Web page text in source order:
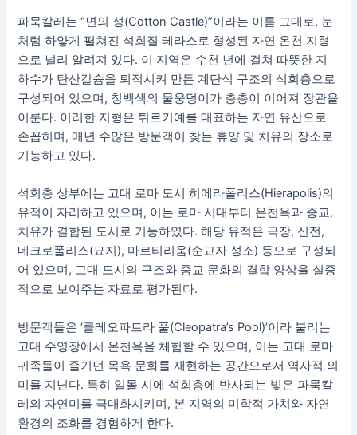
파묵칼레는 “면의 성(Cotton Castle)”이라는 이름 그대로, 눈
처럼 하얗게 펼쳐진 석회질 테라스로 형성된 자연 온천 지형
으로 널리 알려져 있다. 이 지역은 수천 년에 걸쳐 따뜻한 지
하수가 탄산칼슘을 퇴적시켜 만든 계단식 구조의 석회층으로
구성되어 있으며, 청백색의 물웅덩이가 층층이 이어져 장관을
이룬다. 이러한 지형은 튀르키예를 대표하는 자연 유산으로
손꼽히며, 매년 수많은 방문객이 찾는 휴양 및 치유의 장소로
기능하고 있다.
석회층 상부에는 고대 로마 도시 히에라폴리스(Hierapolis)의
유적이 자리하고 있으며, 이는 로마 시대부터 온천욕과 종교,
치유가 결합된 도시로 기능하였다. 해당 유적은 극장, 신전,
네크로폴리스(묘지), 마르티리움(순교자 성소) 등으로 구성되
어 있으며, 고대 도시의 구조와 종교 문화의 결합 양상을 실증
적으로 보여주는 자료로 평가된다.
방문객들은 ‘클레오파트라 풀(Cleopatra’s Pool)’이라 불리는
고대 수영장에서 온천욕을 체험할 수 있으며, 이는 고대 로마
귀족들이 즐기던 목욕 문화를 재현하는 공간으로서 역사적 의
미를 지닌다. 특히 일몰 시에 석회층에 반사되는 빛은 파묵칼
레의 자연미를 극대화시키며, 본 지역의 미학적 가치와 자연
환경의 조화를 경험하게 한다.